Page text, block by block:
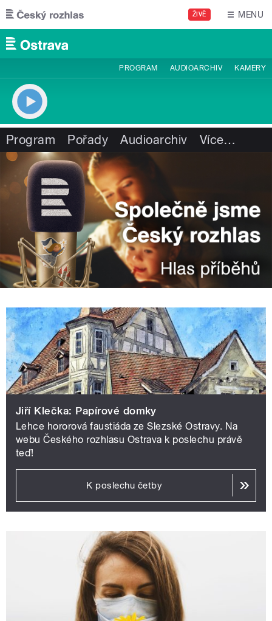
Přejít k hlavnímu obsahu
ŽIVĚ MENU
PROGRAM AUDIOARCHIV KAMERY
Program Pořady Audioarchiv Více…
Jiří Klečka: Papírové domky
Lehce hororová faustiáda ze Slezské Ostravy. Na
webu Českého rozhlasu Ostrava k poslechu právě
teď!
K poslechu četby